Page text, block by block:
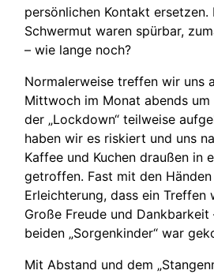
persönlichen Kontakt ersetzen.
Schwermut waren spürbar,
– wie lange noch?
Normalerweise treffen wir uns
Mittwoch im Monat abends um
der „Lockdown“ teilweise
haben wir es riskiert und uns
Kaffee und Kuchen draußen in
getroffen. Fast mit den
Erleichterung, dass ein Treffen
Große Freude und Dankbarkeit
beiden „Sorgenkinder“ war
Mit Abstand und dem